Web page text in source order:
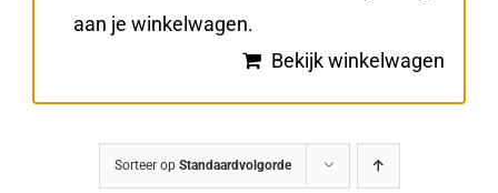
aan je winkelwagen.
Bekijk winkelwagen
Sorteer op Standaardvolgorde